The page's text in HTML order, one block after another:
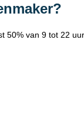
50% van 9 tot 22